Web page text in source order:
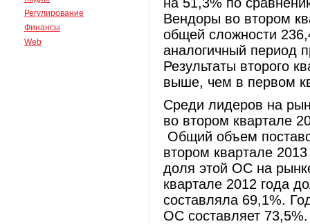
Регулирование
Финансы
Web
Вендоры во втором
общей сложности
аналогичный период
Результаты второго
выше, чем в первом
Среди лидеров на
во втором квартале
Общий объем
втором квартале
доля этой ОС на
квартале 2012 года
составляла 69,1%.
ОС составляет 73,5%.